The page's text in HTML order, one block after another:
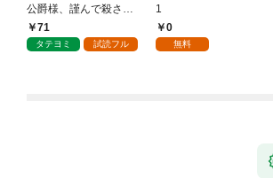
公爵様、謹んで殺させ
ていただきます！
71
タテヨミ 試読フル
1
0
無料